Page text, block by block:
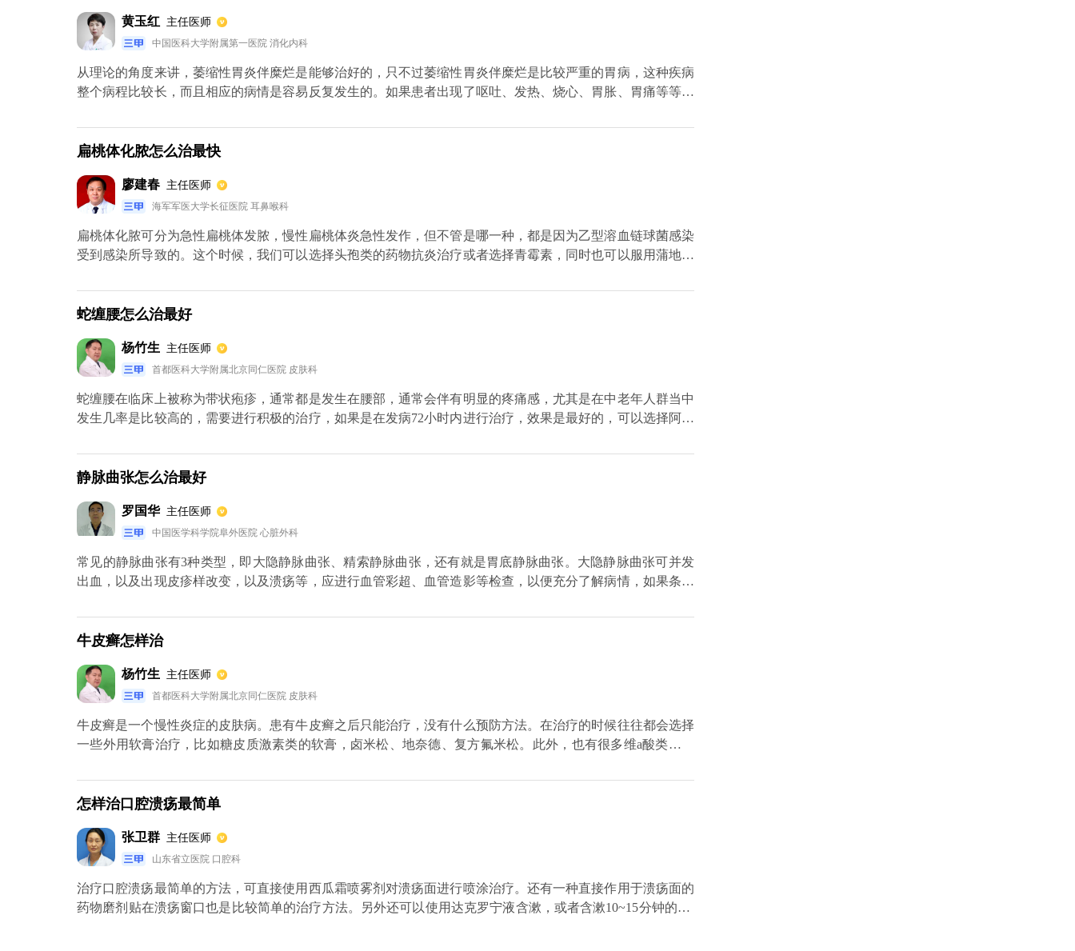
黄玉红 主任医师
中国医科大学附属第一医院 消化内科
从理论的角度来讲，萎缩性胃炎伴糜烂是能够治好的，只不过萎缩性胃炎伴糜烂是比较严重的胃病，这种疾病
整个病程比较长，而且相应的病情是容易反复发生的。如果患者出现了呕吐、发热、烧心、胃胀、胃痛等等症
其实就是黏膜腺体萎缩，而且变薄了，粘膜的表面是比较粗糙的，而且呈现出颗粒状。治疗萎缩性胃炎伴糜烂
的时候，可以适当的吃一些胰酶片、胃复氨、蛋白酶合剂等等。
扁桃体化脓怎么治最快
廖建春 主任医师
海军军医大学长征医院 耳鼻喉科
扁桃体化脓可分为急性扁桃体发脓，慢性扁桃体炎急性发作，但不管是哪一种，都是因为乙型溶血链球菌感染
受到感染所导致的。这个时候，我们可以选择头孢类的药物抗炎治疗或者选择青霉素，同时也可以服用蒲地蓝
不错，2~3天左右化脓部位就会逐渐好转。
蛇缠腰怎么治最好
杨竹生 主任医师
首都医科大学附属北京同仁医院 皮肤科
蛇缠腰在临床上被称为带状疱疹，通常都是发生在腰部，通常会伴有明显的疼痛感，尤其是在中老年人群当中
发生几率是比较高的，需要进行积极的治疗，如果是在发病72小时内进行治疗，效果是最好的，可以选择阿昔
患者来说还可以服用布洛芬等。
静脉曲张怎么治最好
罗国华 主任医师
中国医学科学院阜外医院 心脏外科
常见的静脉曲张有3种类型，即大隐静脉曲张、精索静脉曲张，还有就是胃底静脉曲张。大隐静脉曲张可并发
出血，以及出现皮疹样改变，以及溃疡等，应进行血管彩超、血管造影等检查，以便充分了解病情，如果条件
精索静脉高位结扎来治疗。对于胃底静脉曲张，常伴有肝硬化，应做彩超、胃镜检查，了解了病情后，根据具
体情况来治疗，必要时可考虑门体静脉分流术。
牛皮癣怎样治
杨竹生 主任医师
首都医科大学附属北京同仁医院 皮肤科
牛皮癣是一个慢性炎症的皮肤病。患有牛皮癣之后只能治疗，没有什么预防方法。在治疗的时候往往都会选择
一些外用软膏治疗，比如糖皮质激素类的软膏，卤米松、地奈德、复方氟米松。此外，也有很多维a酸类的外
怎样治口腔溃疡最简单
张卫群 主任医师
山东省立医院 口腔科
治疗口腔溃疡最简单的方法，可直接使用西瓜霜喷雾剂对溃疡面进行喷涂治疗。还有一种直接作用于溃疡面的
药物磨剂贴在溃疡窗口也是比较简单的治疗方法。另外还可以使用达克罗宁液含漱，或者含漱10~15分钟的2%